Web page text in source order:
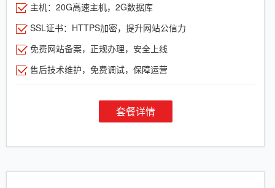
主机：20G高速主机，2G数据库
SSL证书：HTTPS加密，提升网站公信力
免费网站备案，正规办理，安全上线
售后技术维护，免费调试，保障运营
套餐详情